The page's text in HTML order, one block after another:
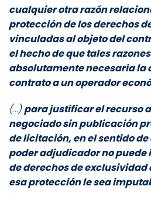
cualquier otra razón
protección de los derechos
vinculadas al objeto del
el hecho de que tales
absolutamente necesaria la
contrato a un operador
(…)para justificar el recurso
negociado sin publicación
de licitación, en el sentido
poder adjudicador no
de derechos de exclusividad
esa protección le sea